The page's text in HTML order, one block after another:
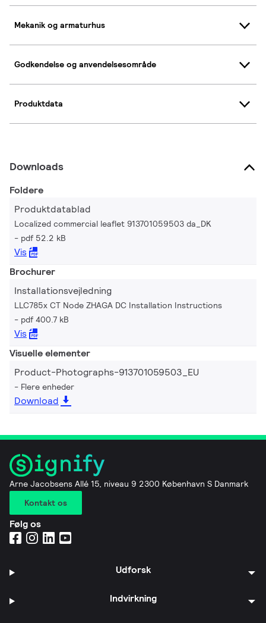
Mekanik og armaturhus
Godkendelse og anvendelsesområde
Produktdata
Downloads
Foldere
Produktdatablad
Localized commercial leaflet 913701059503 da_DK
pdf 52.2 kB
Vis
Brochurer
Installationsvejledning
LLC785x CT Node ZHAGA DC Installation Instructions
pdf 400.7 kB
Vis
Visuelle elementer
Product-Photographs-913701059503_EU
Flere enheder
Download
Arne Jacobsens Allé 15, niveau 9 2300 København S Danmark
Kontakt os
Følg os
Udforsk
Indvirkning